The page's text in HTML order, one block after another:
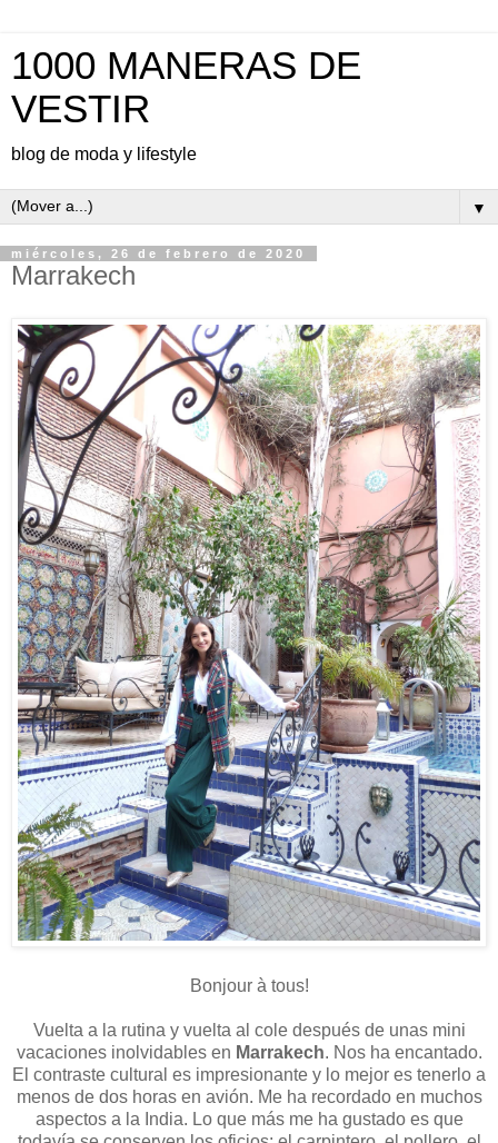
1000 MANERAS DE
VESTIR
blog de moda y lifestyle
▼
miércoles, 26 de febrero de 2020
Marrakech
Bonjour à tous!
Vuelta a la rutina y vuelta al cole después de unas mini
vacaciones inolvidables en Marrakech. Nos ha encantado.
El contraste cultural es impresionante y lo mejor es tenerlo a
menos de dos horas en avión. Me ha recordado en muchos
aspectos a la India. Lo que más me ha gustado es que